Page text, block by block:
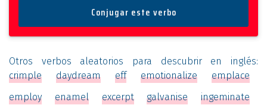
Otros verbos aleatorios para descubrir en inglés:
crimple
daydream eff emotionalize
emplace
employ
enamel excerpt galvanise ingeminate